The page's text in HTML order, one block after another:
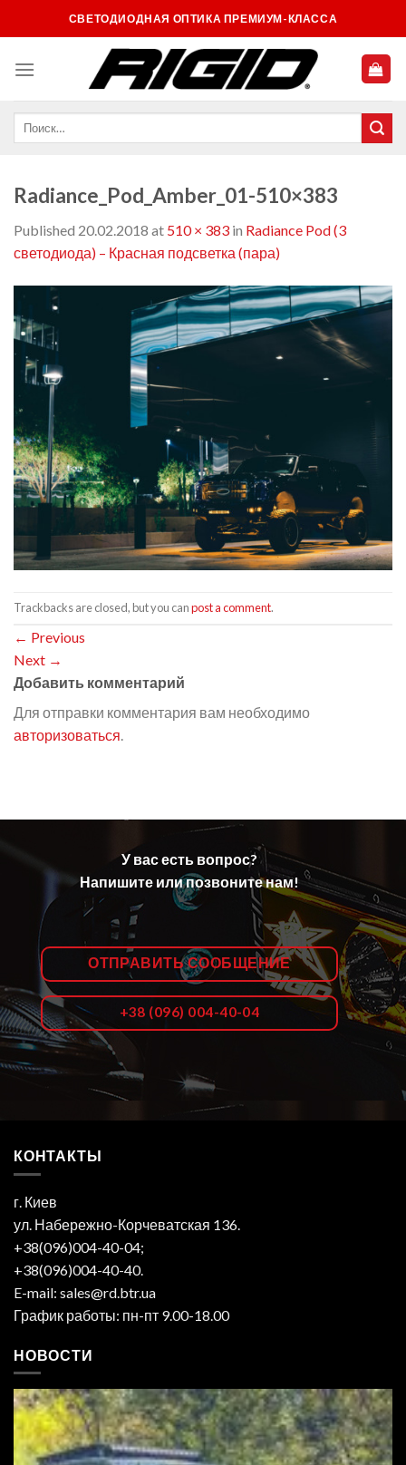
to
СВЕТОДИОДНАЯ ОПТИКА ПРЕМИУМ-КЛАССА
Radiance_Pod_Amber_01-510×383
Published 20.02.2018 at 510 × 383 in Radiance Pod (3
светодиода) – Красная подсветка (пара)
Trackbacks are closed, but you canpost a comment.
← Previous
Next →
Добавить комментарий
Для отправки комментария вам необходимо
авторизоваться.
У вас есть вопрос?
Напишите или позвоните нам!
ОТПРАВИТЬ СООБЩЕНИЕ
+38 (096) 004-40-04
КОНТАКТЫ
г. Киев
ул. Набережно-Корчеватская 136.
+38(096)004-40-04;
+38(096)004-40-40.
E-mail: sales@rd.btr.ua
График работы: пн-пт 9.00-18.00
НОВОСТИ